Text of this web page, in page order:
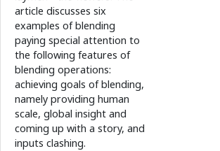
article discusses six
examples of blending
paying special attention to
the following features of
blending operations:
achieving goals of blending,
namely providing human
scale, global insight and
coming up with a story, and
inputs clashing.